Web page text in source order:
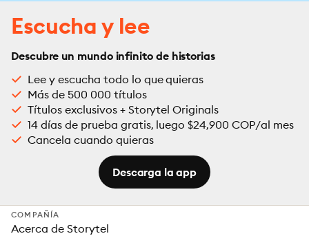
Escucha y lee
Descubre un mundo infinito de historias
Lee y escucha todo lo que quieras
Más de 500 000 títulos
Títulos exclusivos + Storytel Originals
14 días de prueba gratis, luego $24,900 COP/al mes
Cancela cuando quieras
Descarga la app
COMPAÑÍA
Acerca de Storytel